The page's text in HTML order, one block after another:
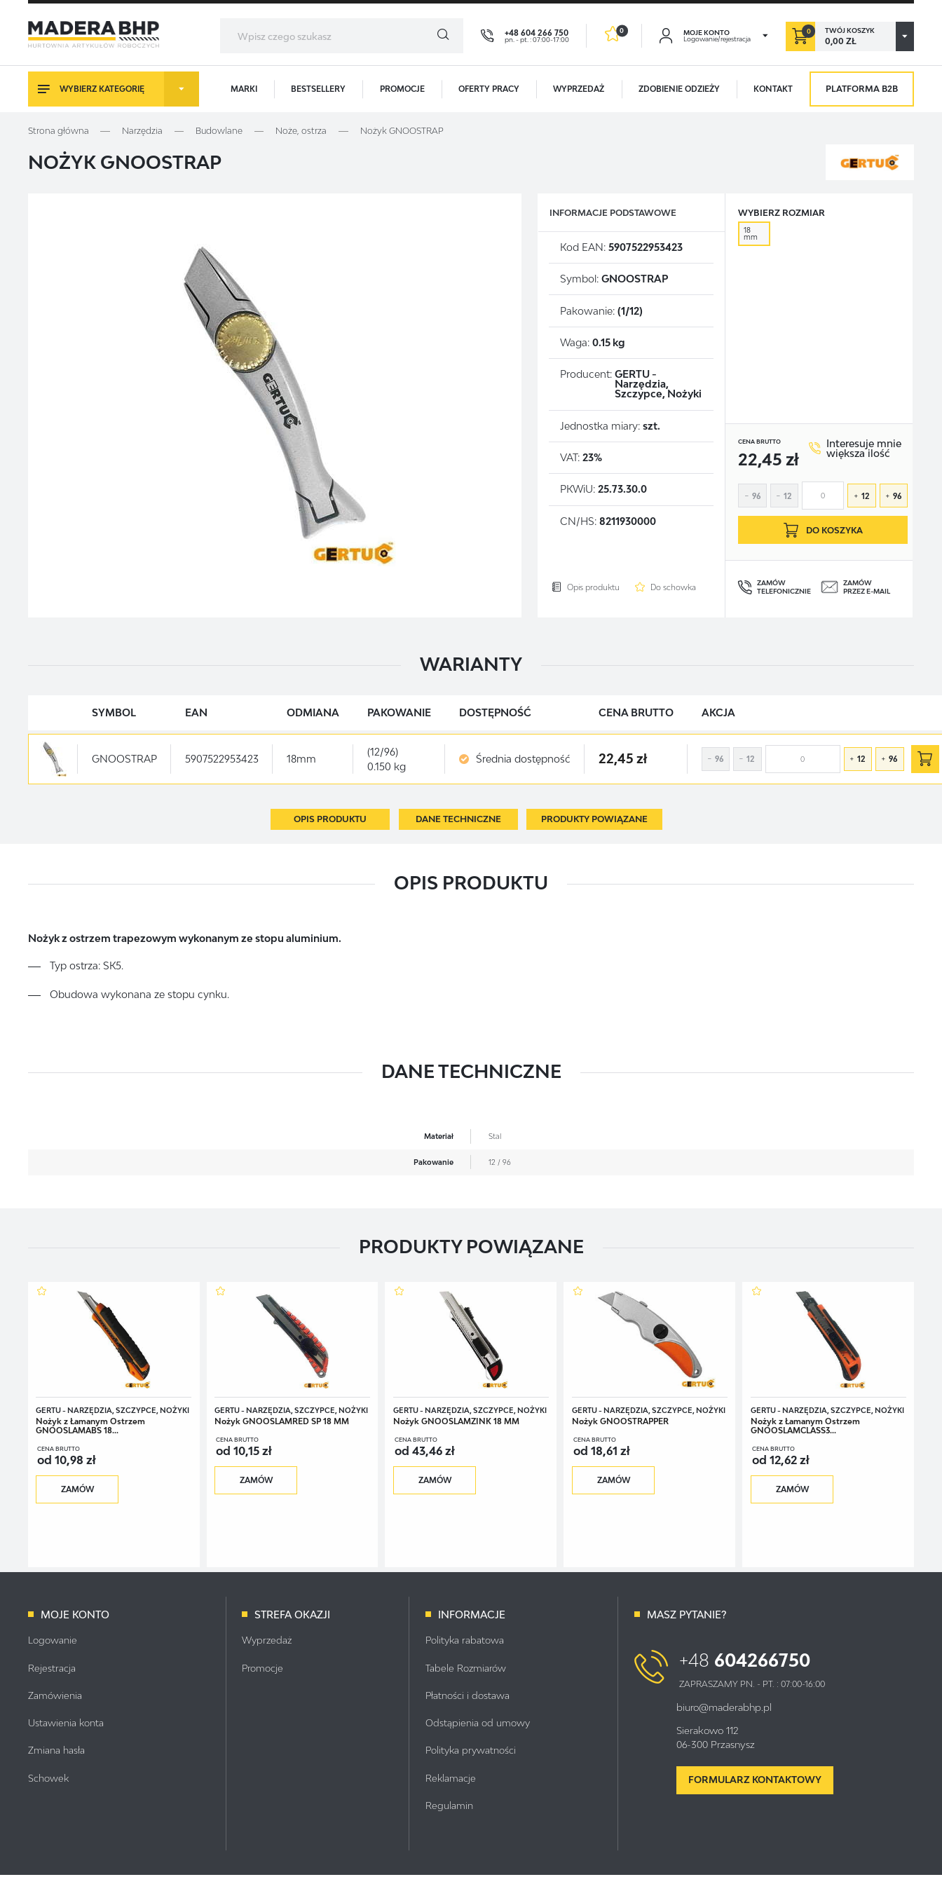
+48 604 266 750
pn. - pt. : 07:00-17:00
0
MOJE KONTO
Logowanie/rejestracja
- brak konieczności wprowadzania swoich danych przy kolejnych zakupach
- możliwość otrzymania rabatów i kuponów promocyjnych
REJESTRACJA
0 TWÓJ KOSZYK
0,00 ZŁ
WYBIERZ KATEGORIĘ MARKI BESTSELLERY PROMOCJE OFERTY PRACY WYPRZEDAŻ ZDOBIENIE ODZIEŻY KONTAKT PLATFORMA B2B
Strona główna Narzędzia Budowlane Noże, ostrza Nożyk GNOOSTRAP
NOŻYK GNOOSTRAP
INFORMACJE PODSTAWOWE
Kod EAN: 5907522953423
Symbol: GNOOSTRAP
Pakowanie: (1/12)
Waga: 0.15 kg
Producent: GERTU -
Narzędzia,
Szczypce, Nożyki
Jednostka miary: szt.
VAT: 23%
PKWiU: 25.73.30.0
CN/HS: 8211930000
Opis produktu Do schowka
WYBIERZ ROZMIAR
18
mm
CENA BRUTTO
22,45 zł
Interesuje mnie
większa ilość
96 12 12 96
DO KOSZYKA
ZAMÓW
TELEFONICZNIE
ZAMÓW
PRZEZ E-MAIL
WARIANTY
SYMBOL EAN ODMIANA PAKOWANIE DOSTĘPNOŚĆ CENA BRUTTO AKCJA
GNOOSTRAP 5907522953423 18mm
(12/96)
0.150 kg
Średnia dostępność 22,45 zł 96 12 12 96
OPIS PRODUKTU DANE TECHNICZNE PRODUKTY POWIĄZANE
OPIS PRODUKTU
Nożyk z ostrzem trapezowym wykonanym ze stopu aluminium.
Typ ostrza: SK5.
Obudowa wykonana ze stopu cynku.
DANE TECHNICZNE
Materiał Stal
Pakowanie 12 / 96
PRODUKTY POWIĄZANE
GERTU - NARZĘDZIA, SZCZYPCE, NOŻYKI
Nożyk z Łamanym Ostrzem
GNOOSLAMABS 18...
CENA BRUTTO
od 10,98 zł
ZAMÓW
GERTU - NARZĘDZIA, SZCZYPCE, NOŻYKI
Nożyk GNOOSLAMRED SP 18 MM
CENA BRUTTO
od 10,15 zł
ZAMÓW
GERTU - NARZĘDZIA, SZCZYPCE, NOŻYKI
Nożyk GNOOSLAMZINK 18 MM
CENA BRUTTO
od 43,46 zł
ZAMÓW
GERTU - NARZĘDZIA, SZCZYPCE, NOŻYKI
Nożyk GNOOSTRAPPER
CENA BRUTTO
od 18,61 zł
ZAMÓW
GERTU - NARZĘDZIA, SZCZYPCE, NOŻYKI
Nożyk z Łamanym Ostrzem
GNOOSLAMCLASS3...
CENA BRUTTO
od 12,62 zł
ZAMÓW
MOJE KONTO
Logowanie
Rejestracja
Zamówienia
Ustawienia konta
Zmiana hasła
Schowek
STREFA OKAZJI
Wyprzedaż
Promocje
INFORMACJE
Polityka rabatowa
Tabele Rozmiarów
Płatności i dostawa
Odstąpienia od umowy
Polityka prywatności
Reklamacje
Regulamin
MASZ PYTANIE?
+48 604266750
ZAPRASZAMY PN. - PT. : 07:00-16:00
biuro@maderabhp.pl
Sierakowo 112
06-300 Przasnysz
FORMULARZ KONTAKTOWY